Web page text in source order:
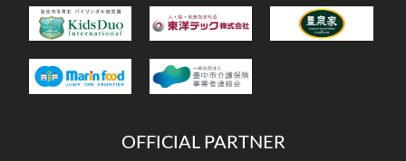
OFFICIAL PARTNER